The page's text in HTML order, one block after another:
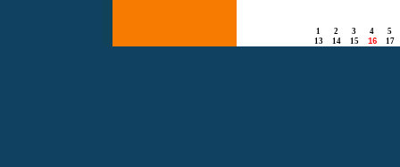
1 2 3 4
5
13
14 15 16 17